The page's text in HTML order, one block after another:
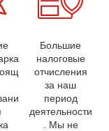
Большие
налоговые
отчисления
за наш
период
деятельности
. Мы не